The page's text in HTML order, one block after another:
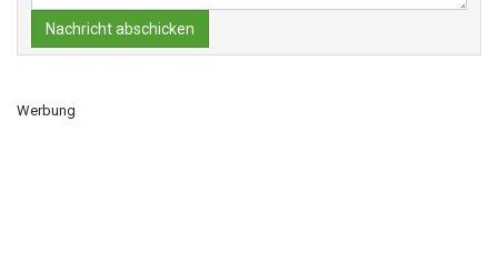
Nachricht abschicken
Werbung